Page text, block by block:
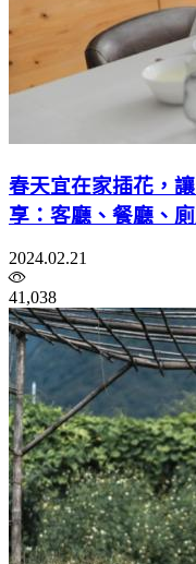
春天宜在家插花，
享：客廳、餐廳、
2024.02.21
41,038